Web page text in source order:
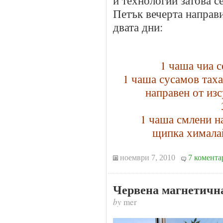
Петък вечерта
двата дни:
1 чаша чиа
1 чаша сусамов
направен от
1 чаша смлени
щипка
ноември 7, 2010 7
Червена
bymer